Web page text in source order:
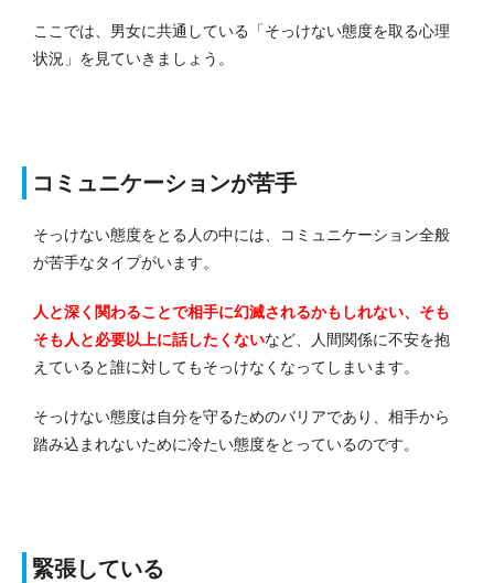
ここでは、男女に共通している「そっけない態度を取る心理
状況」を見ていきましょう。
コミュニケーションが苦手
そっけない態度をとる人の中には、コミュニケーション全般
が苦手なタイプがいます。
人と深く関わることで相手に幻滅されるかもしれない、そも
そも人と必要以上に話したくないなど、人間関係に不安を抱
えていると誰に対してもそっけなくなってしまいます。
そっけない態度は自分を守るためのバリアであり、相手から
踏み込まれないために冷たい態度をとっているのです。
緊張している